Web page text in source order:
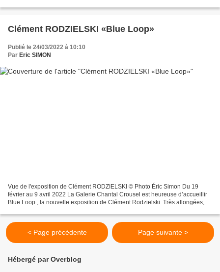
Clément RODZIELSKI «Blue Loop»
Publié le 24/03/2022 à 10:10
Par Eric SIMON
Vue de l'exposition de Clément RODZIELSKI © Photo Éric Simon Du 19
février au 9 avril 2022 La Galerie Chantal Crousel est heureuse d’accueillir
Blue Loop , la nouvelle exposition de Clément Rodzielski. Très allongées,
< Page précédente Page suivante >
Hébergé par Overblog